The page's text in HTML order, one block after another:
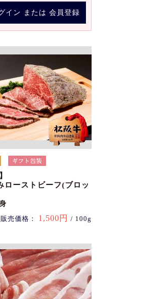
イン または 会員登録
ローストビーフ(ブロッ
販売価格： 1,500円 / 100g